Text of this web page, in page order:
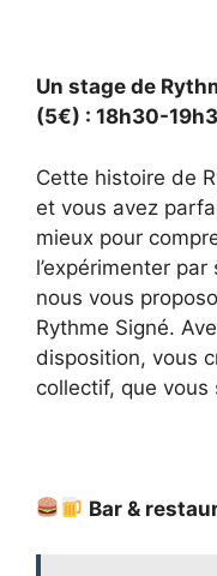
Un stage de
(5€) : 18h30-
Cette histoire de
et vous avez
mieux pour
l’expérimenter
nous vous
Rythme Signé.
disposition, vous
collectif, que vous
Bar &